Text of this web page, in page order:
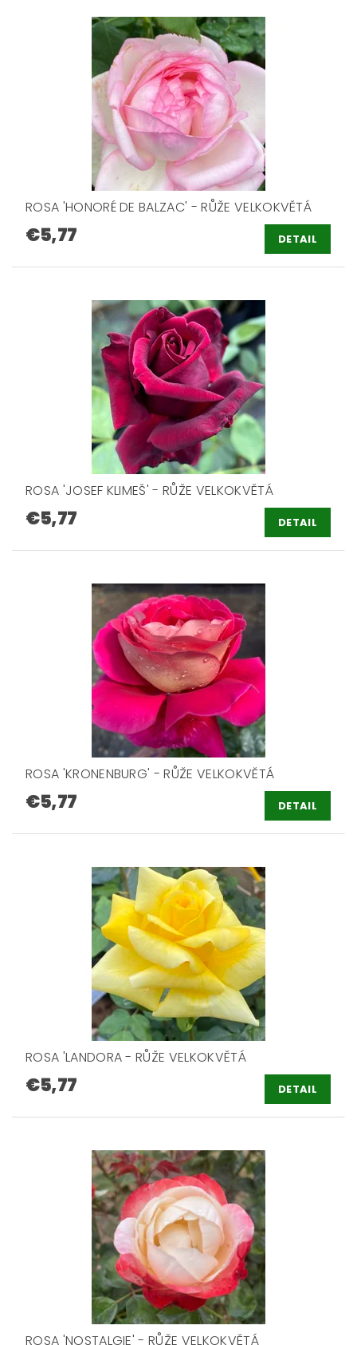
ROSA 'HONORÉ DE BALZAC' - RŮŽE VELKOKVĚTÁ
€5,77 DETAIL
ROSA 'JOSEF KLIMEŠ' - RŮŽE VELKOKVĚTÁ
€5,77 DETAIL
ROSA 'KRONENBURG' - RŮŽE VELKOKVĚTÁ
€5,77 DETAIL
ROSA 'LANDORA - RŮŽE VELKOKVĚTÁ
€5,77 DETAIL
ROSA 'NOSTALGIE' - RŮŽE VELKOKVĚTÁ